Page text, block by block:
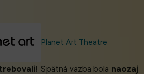
Planet Art Theatre
Spätná väzba bola naozaj